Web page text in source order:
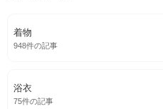
着物
948件の記事
浴衣
75件の記事